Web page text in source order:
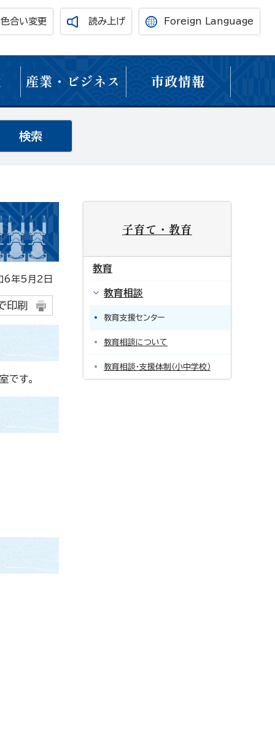
色合い変更 読み上げ Foreign Language
産業・ビジネス 市政情報
年5月2日
印刷
です。
子育て・教育
教育
教育相談
教育支援センター
教育相談について
教育相談・支援体制（小中学校）